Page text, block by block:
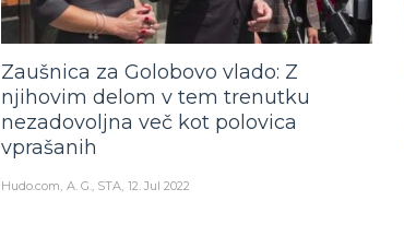
Zaušnica za Golobovo vlado: Z
njihovim delom v tem trenutku
nezadovoljna več kot polovica
vprašanih
Hudo.com A. G., STA 12. Jul 2022